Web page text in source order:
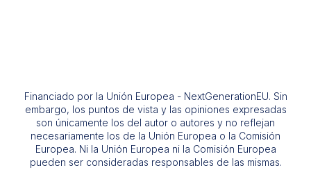
Financiado por la Unión Europea - NextGenerationEU. Sin
embargo, los puntos de vista y las opiniones expresadas
son únicamente los del autor o autores y no reflejan
necesariamente los de la Unión Europea o la Comisión
Europea. Ni la Unión Europea ni la Comisión Europea
pueden ser consideradas responsables de las mismas.